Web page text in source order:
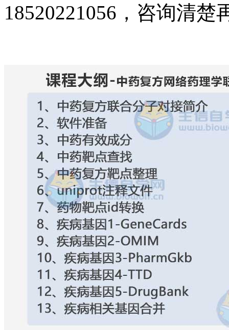
18520221056，咨询清楚